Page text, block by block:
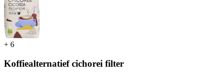
+ 6
Koffiealternatief cichorei filter